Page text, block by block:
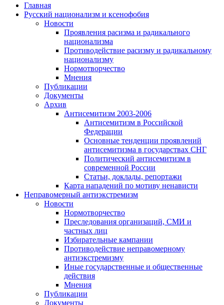
Главная
Русский национализм и ксенофобия
Новости
Проявления расизма и радикального
национализма
Противодействие расизму и радикальному
национализму
Нормотворчество
Мнения
Публикации
Документы
Архив
Антисемитизм 2003-2006
Антисемитизм в Российской
Федерации
Основные тенденции проявлений
антисемитизма в государствах СНГ
Политический антисемитизм в
современной России
Статьи, доклады, репортажи
Карта нападений по мотиву ненависти
Неправомерный антиэкстремизм
Новости
Нормотворчество
Преследования организаций, СМИ и
частных лиц
Избирательные кампании
Противодействие неправомерному
антиэкстремизму
Иные государственные и общественные
действия
Мнения
Публикации
Документы